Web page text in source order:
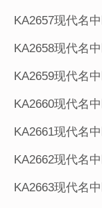
KA2657现代名
KA2658现代名
KA2659现代名
KA2660现代名
KA2661现代名
KA2662现代名
KA2663现代名